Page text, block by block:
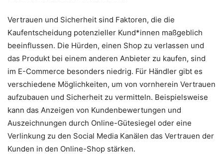
Vertrauen und Sicherheit sind Faktoren, die die
Kaufentscheidung potenzieller Kund*innen maßgeblich
beeinflussen. Die Hürden, einen Shop zu verlassen und
das Produkt bei einem anderen Anbieter zu kaufen, sind
im E-Commerce besonders niedrig. Für Händler gibt es
verschiedene Möglichkeiten, um von vornherein Vertrauen
aufzubauen und Sicherheit zu vermitteln. Beispielsweise
kann das Anzeigen von Kundenbewertungen und
Auszeichnungen durch Online-Gütesiegel oder eine
Verlinkung zu den Social Media Kanälen das Vertrauen der
Kunden in den Online-Shop stärken.